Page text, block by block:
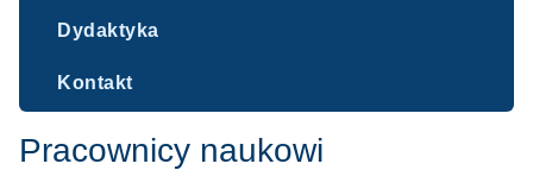
Dydaktyka
Kontakt
Pracownicy naukowi